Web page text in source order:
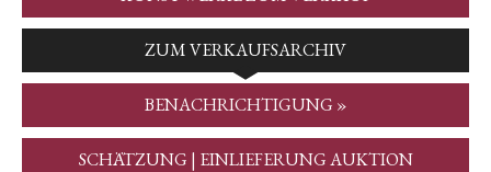
ZUM VERKAUFSARCHIV
BENACHRICHTIGUNG »
SCHÄTZUNG | EINLIEFERUNG AUKTION